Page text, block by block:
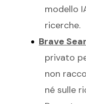
modello
ricerche.
Brave
privato
non
né sulle